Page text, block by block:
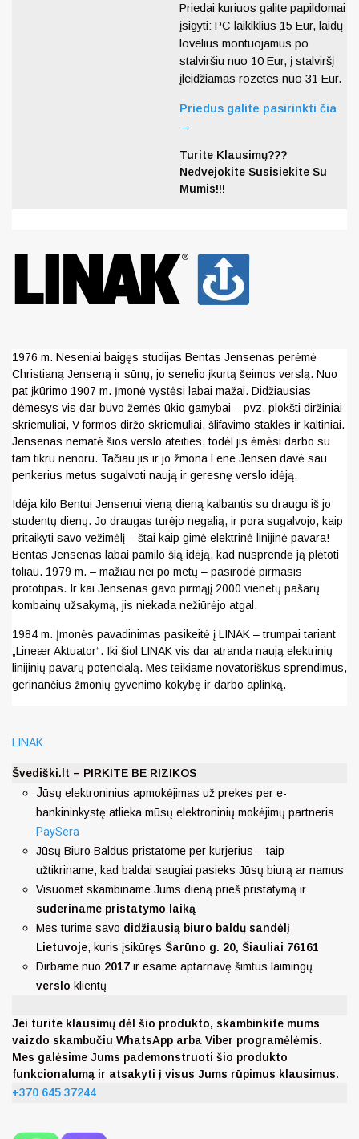
Priedai kuriuos galite papildomai
įsigyti: PC laikiklius 15 Eur, laidų
lovelius montuojamus po
stalviršiu nuo 10 Eur, į stalviršį
įleidžiamas rozetes nuo 31 Eur.
Priedus galite pasirinkti čia
→
Turite Klausimų???
Nedvejokite Susisiekite Su
Mumis!!!
1976 m. Neseniai baigęs studijas Bentas Jensenas perėmė
Christianą Jenseną ir sūnų, jo senelio įkurtą šeimos verslą. Nuo
pat įkūrimo 1907 m. Įmonė vystėsi labai mažai. Didžiausias
dėmesys vis dar buvo žemės ūkio gamybai – pvz. plokšti diržiniai
skriemuliai, V formos diržo skriemuliai, šlifavimo staklės ir kaltiniai.
Jensenas nematė šios verslo ateities, todėl jis ėmėsi darbo su
tam tikru nenoru. Tačiau jis ir jo žmona Lene Jensen davė sau
penkerius metus sugalvoti naują ir geresnę verslo idėją.
Idėja kilo Bentui Jensenui vieną dieną kalbantis su draugu iš jo
studentų dienų. Jo draugas turėjo negalią, ir pora sugalvojo, kaip
pritaikyti savo vežimėlį – štai kaip gimė elektrinė linijinė pavara!
Bentas Jensenas labai pamilo šią idėją, kad nusprendė ją plėtoti
toliau. 1979 m. – mažiau nei po metų – pasirodė pirmasis
prototipas. Ir kai Jensenas gavo pirmąjį 2000 vienetų pašarų
kombainų užsakymą, jis niekada nežiūrėjo atgal.
1984 m. Įmonės pavadinimas pasikeitė į LINAK – trumpai tariant
„Lineær Aktuator“. Iki šiol LINAK vis dar atranda naują elektrinių
linijinių pavarų potencialą. Mes teikiame novatoriškus sprendimus,
gerinančius žmonių gyvenimo kokybę ir darbo aplinką.
LINAK
Švediški.lt – PIRKITE BE RIZIKOS
Jūsų elektroninius apmokėjimas už prekes per e-
bankininkystę atlieka mūsų elektroninių mokėjimų partneris
PaySera
Jūsų Biuro Baldus pristatome per kurjerius – taip
užtikriname, kad baldai saugiai pasieks Jūsų biurą ar namus
Visuomet skambiname Jums dieną prieš pristatymą ir
suderiname pristatymo laiką
Mes turime savo didžiausią biuro baldų sandėlį
Lietuvoje, kuris įsikūręs Šarūno g. 20, Šiauliai 76161
Dirbame nuo 2017 ir esame aptarnavę šimtus laimingų
verslo klientų
Jei turite klausimų dėl šio produkto, skambinkite mums
vaizdo skambučiu WhatsApp arba Viber programėlėmis.
Mes galėsime Jums pademonstruoti šio produkto
funkcionalumą ir atsakyti į visus Jums rūpimus klausimus.
+370 645 37244